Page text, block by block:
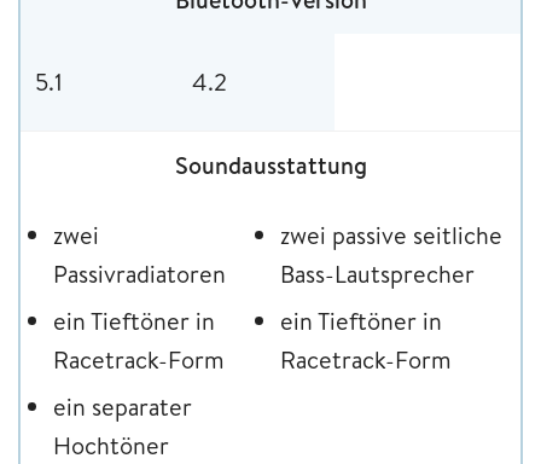
5.1 4.2
Soundausstattung
zwei
Passivradiatoren
ein Tieftöner in
Racetrack-Form
ein separater
Hochtöner
zwei passive seitliche
Bass-Lautsprecher
ein Tieftöner in
Racetrack-Form